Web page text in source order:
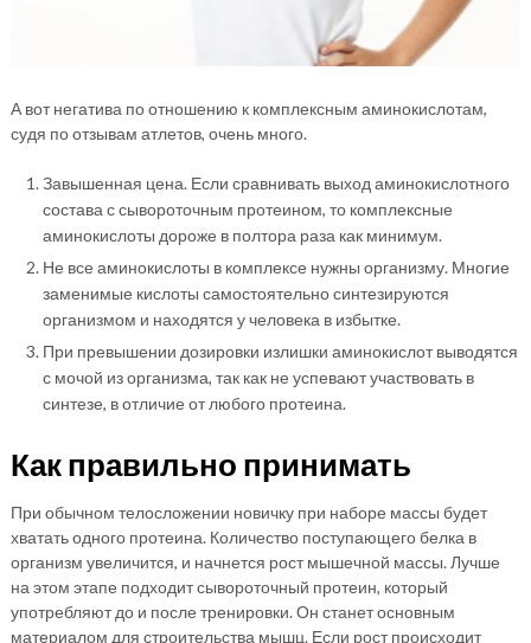
А вот негатива по отношению к комплексным аминокислотам,
судя по отзывам атлетов, очень много.
Завышенная цена. Если сравнивать выход аминокислотного
состава с сывороточным протеином, то комплексные
аминокислоты дороже в полтора раза как минимум.
Не все аминокислоты в комплексе нужны организму. Многие
заменимые кислоты самостоятельно синтезируются
организмом и находятся у человека в избытке.
При превышении дозировки излишки аминокислот выводятся
с мочой из организма, так как не успевают участвовать в
синтезе, в отличие от любого протеина.
Как правильно принимать
При обычном телосложении новичку при наборе массы будет
хватать одного протеина. Количество поступающего белка в
организм увеличится, и начнется рост мышечной массы. Лучше
на этом этапе подходит сывороточный протеин, который
употребляют до и после тренировки. Он станет основным
материалом для строительства мышц. Если рост происходит